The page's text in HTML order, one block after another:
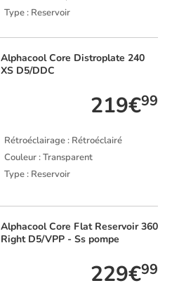
Type : Reservoir
AlphacoolCore Distroplate 240
XS D5/DDC
219€99
Rétroéclairage : Rétroéclairé
Couleur : Transparent
Type : Reservoir
AlphacoolCore Flat Reservoir 360
Right D5/VPP - Ss pompe
229€99